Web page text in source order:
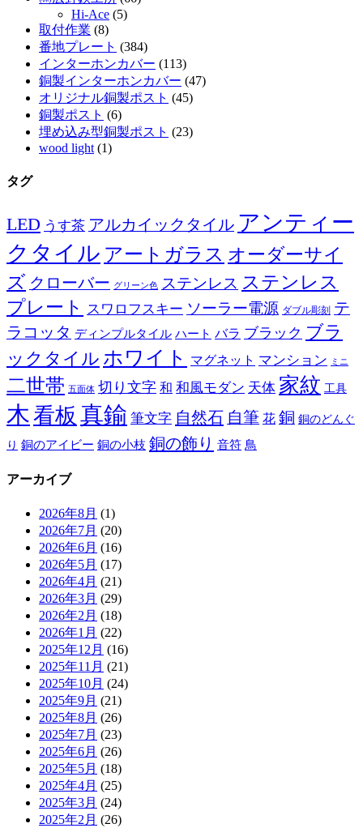
Hi-Ace (5)
取付作業 (8)
番地プレート (384)
インターホンカバー (113)
銅製インターホンカバー (47)
オリジナル銅製ポスト (45)
銅製ポスト (6)
埋め込み型銅製ポスト (23)
wood light (1)
タグ
LED うす茶 アルカイックタイル アンティー
クタイル アートガラス オーダーサイ
ズ クローバー グリーン色 ステンレス ステンレス
プレート スワロフスキー ソーラー電源 ダブル彫刻 テ
ラコッタ ディンプルタイル ハート バラ ブラック ブラ
ックタイル ホワイト マグネット マンション ミニ
二世帯 五面体 切り文字 和 和風モダン 天体 家紋 工具
木看板 真鍮 筆文字 自然石 自筆 花 銅 銅のどんぐ
り 銅のアイビー 銅の小枝 銅の飾り 音符 鳥
アーカイブ
2026年8月 (1)
2026年7月 (20)
2026年6月 (16)
2026年5月 (17)
2026年4月 (21)
2026年3月 (29)
2026年2月 (18)
2026年1月 (22)
2025年12月 (16)
2025年11月 (21)
2025年10月 (24)
2025年9月 (21)
2025年8月 (26)
2025年7月 (23)
2025年6月 (26)
2025年5月 (18)
2025年4月 (25)
2025年3月 (24)
2025年2月 (26)